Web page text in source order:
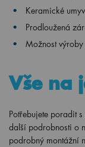
Keramické
Prodloužená
Možnost
Vše na
Potřebujete poradit
další podrobnosti o
podrobný montážní